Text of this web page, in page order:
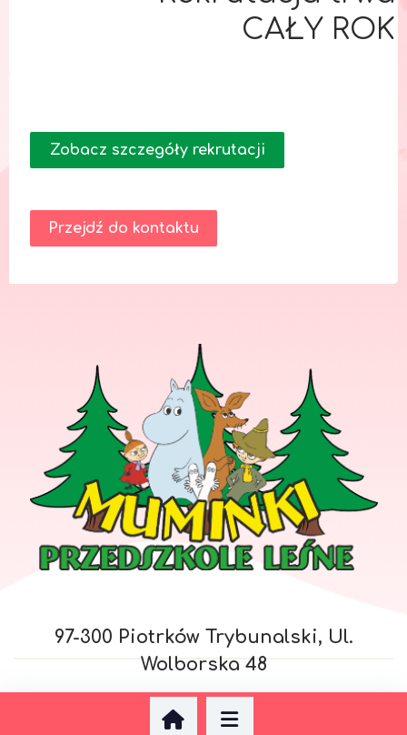
CAŁY ROK
Zobacz szczegóły rekrutacji
Przejdź do kontaktu
97-300 Piotrków Trybunalski, Ul.
Wolborska 48
97-410 Kleszczów, Ul. Szkolna 6
Projektowanie stron Piotrków: AdrianGrzybek.pl